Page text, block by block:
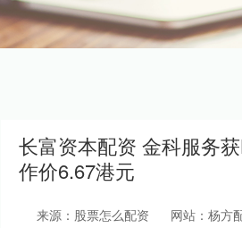
长富资本配资 金科服务
作价6.67港元
来源：股票怎么配资 网站：杨方